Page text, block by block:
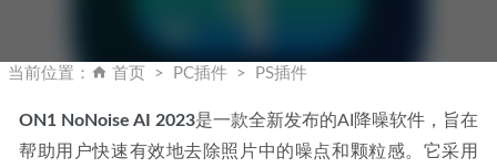
当前位置： 首页 PC插件 PS插件
ON1 NoNoise AI 2023是一款全新发布的AI降噪软件，旨在
帮助用户快速有效地去除照片中的噪点和颗粒感。它采用
2024 v12.0 中文破解版 2023-10-13
版-系统优化工具 2023-04-09
Adobe Audition 2025 v25.6.4.2 (AU2025) 中文正式版
2026-